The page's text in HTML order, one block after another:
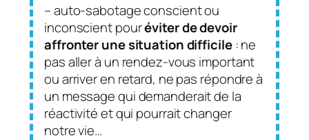
– auto-sabotage conscient ou
inconscient pouréviter de devoir
affronter une situation difficile: ne
pas aller à un rendez-vous important
ou arriver en retard, ne pas répondre à
un message qui demanderait de la
réactivité et qui pourrait changer
notre vie…